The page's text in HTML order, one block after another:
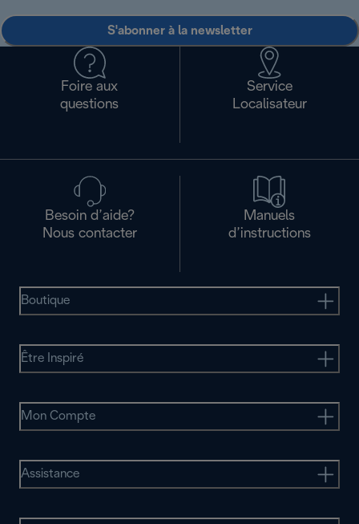
S'abonner à la newsletter
Foire aux
questions
Service
Localisateur
Besoin d’aide?
Nous contacter
Manuels
d’instructions
Boutique
Être Inspiré
Mon Compte
Assistance